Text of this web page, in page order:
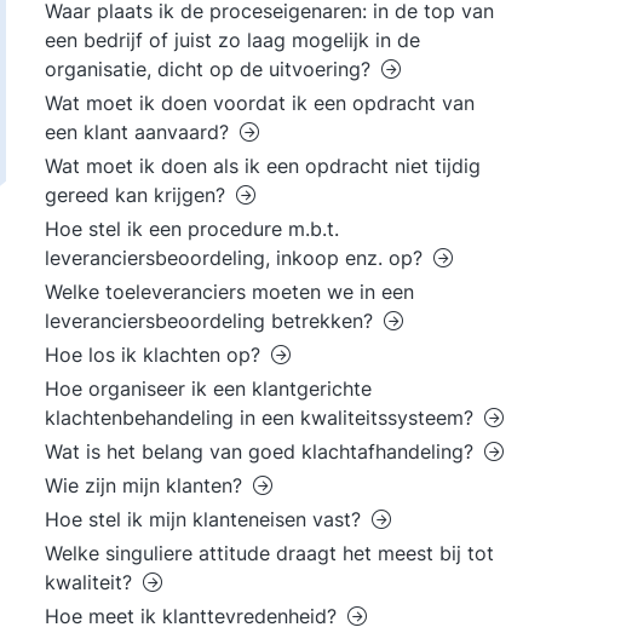
Waar plaats ik de proceseigenaren: in de top van
een bedrijf of juist zo laag mogelijk in de
organisatie, dicht op de uitvoering?
Wat moet ik doen voordat ik een opdracht van
een klant aanvaard?
Wat moet ik doen als ik een opdracht niet tijdig
gereed kan krijgen?
Hoe stel ik een procedure m.b.t.
leveranciersbeoordeling, inkoop enz. op?
Welke toeleveranciers moeten we in een
leveranciersbeoordeling betrekken?
Hoe los ik klachten op?
Hoe organiseer ik een klantgerichte
klachtenbehandeling in een kwaliteitssysteem?
Wat is het belang van goed klachtafhandeling?
Wie zijn mijn klanten?
Hoe stel ik mijn klanteneisen vast?
Welke singuliere attitude draagt het meest bij tot
kwaliteit?
Hoe meet ik klanttevredenheid?